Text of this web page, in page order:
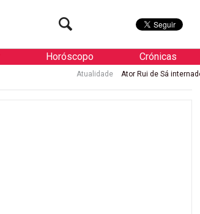
Horóscopo Crónicas
Ator Rui de Sá internado de urgência com